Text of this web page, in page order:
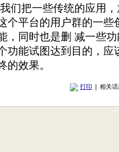
们把一些传统的应用
个平台的用户群的一些
，同时也是删 减一些
功能试图达到目的，应
的效果。
打印 | 相关话